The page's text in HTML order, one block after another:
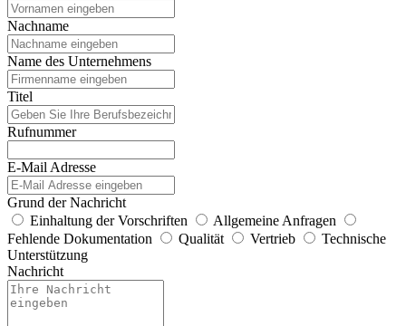
Nachname
Name des Unternehmens
Titel
Rufnummer
E-Mail Adresse
Grund der Nachricht
Einhaltung der Vorschriften
Allgemeine Anfragen
Fehlende Dokumentation
Qualität Vertrieb
Technische
Unterstützung
Nachricht